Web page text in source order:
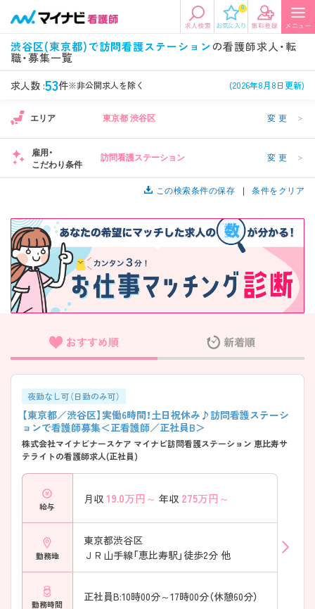
0
渋谷区(東京都)で訪問看護ステーションの看護師求人・転
職・募集一覧
求人数 :53件※非公開求人を除く (2026年8月8日更新)
エリアから探す
エリアから探す
関東
東海 関西
九州・沖縄
希望の求人条件を選択
資格
施設形態
病院、クリニック・診療所など 病棟、外来など
美容外科、
循環器内科など
未経験歓迎、
土日祝休みなど
年収
年収500万円以上など 正社員、契約社員など
フリーワード検索
エリア 東京都 渋谷区 変更 ＞
雇用・
こだわり条件
訪問看護ステーション 変更 ＞
この検索条件の保存 条件をクリア
おすすめ順 新着順
夜勤なし可（日勤のみ可）
【東京都／渋谷区】実働6時間！土日祝休み♪訪問看護ステーシ
ョンで看護師募集＜正看護師／正社員B＞
株式会社マイナビナースケア マイナビ訪問看護ステーション 恵比寿サ
テライトの看護師求人(正社員)
給与
月収 19.0万円～ 年収 275万円～
勤務地
東京都渋谷区
ＪＲ山手線「恵比寿駅」徒歩2分 他
勤務時間
正社員B:10時00分～17時00分（休憩60分）